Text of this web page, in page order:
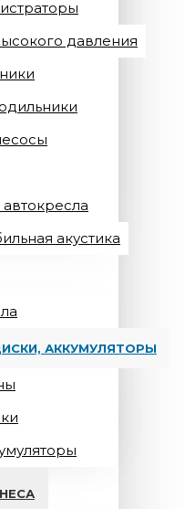
давления
акустика
АККУМУЛЯТОРЫ